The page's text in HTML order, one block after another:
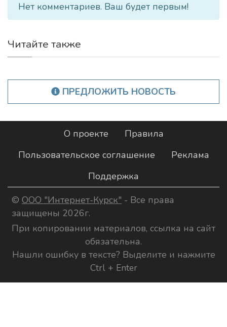
Нет комментариев. Ваш будет первым!
Читайте также
ПРЕДЛОЖИТЬ НОВОСТЬ
О проекте
Правила
Пользовательское соглашение
Реклама
Поддержка
© ООО "Интернет-Курск" - Все права
защищены 2026г.
При копировании материалов, ссылка на сайт
обязательна.
Нашли ошибку в тексте? Выделите и нажмите
Ctrl + Enter